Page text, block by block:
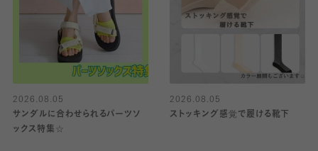
2026.08.05
サンダルに合わせられるパーツソ
ックス特集☆
2026.08.05
ストッキング感覚で履ける靴下